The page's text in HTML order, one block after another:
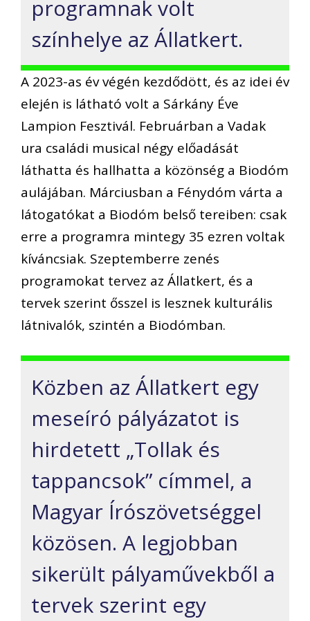
programnak volt
színhelye az Állatkert.
A 2023-as év végén kezdődött, és az idei év
elején is látható volt a Sárkány Éve
Lampion Fesztivál. Februárban a Vadak
ura családi musical négy előadását
láthatta és hallhatta a közönség a Biodóm
aulájában. Márciusban a Fénydóm várta a
látogatókat a Biodóm belső tereiben: csak
erre a programra mintegy 35 ezren voltak
kíváncsiak. Szeptemberre zenés
programokat tervez az Állatkert, és a
tervek szerint ősszel is lesznek kulturális
látnivalók, szintén a Biodómban.
Közben az Állatkert egy
meseíró pályázatot is
hirdetett „Tollak és
tappancsok” címmel, a
Magyar Írószövetséggel
közösen. A legjobban
sikerült pályaművekből a
tervek szerint egy